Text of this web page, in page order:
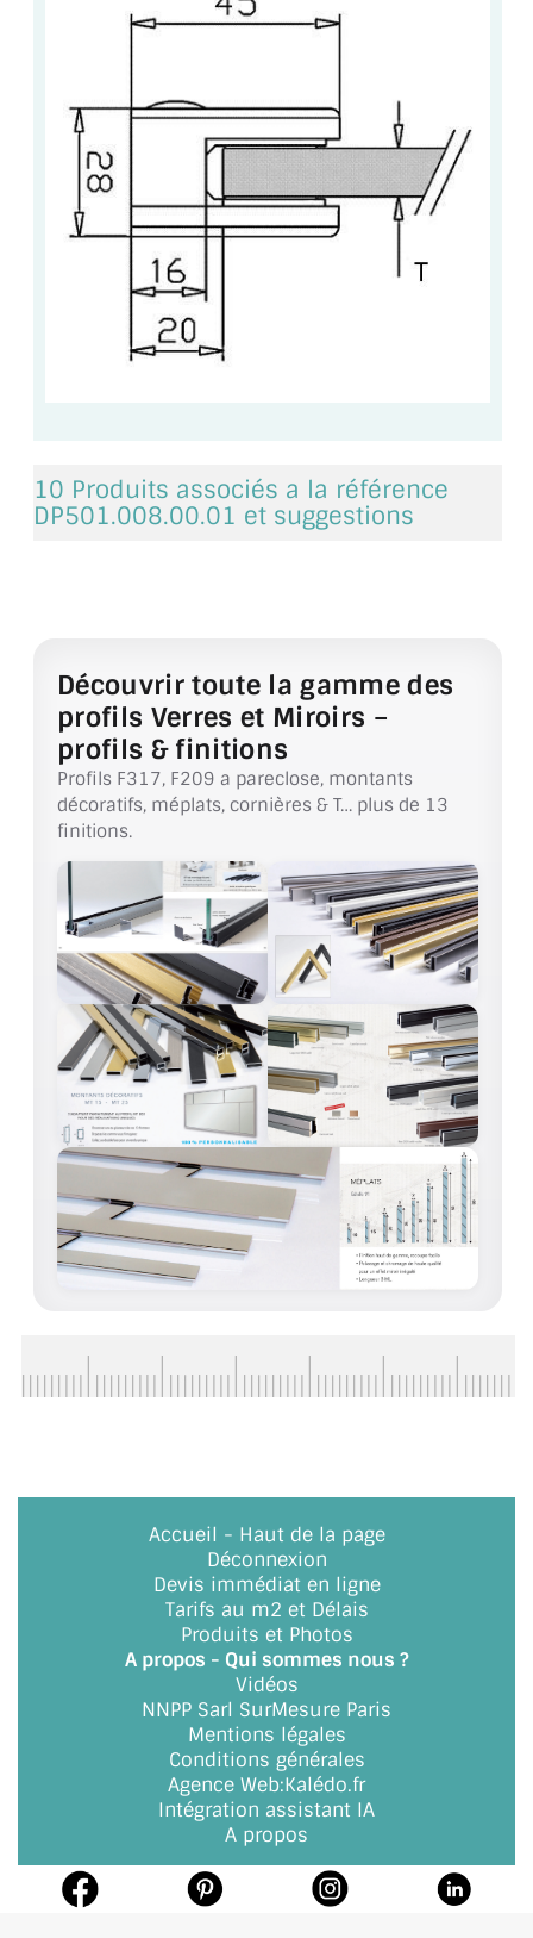
LES PROFILS PAROI DE VERRE
CONNECTEURS ET ASSEMBLAGE DE VERRES
PLATS ET CORNIÈRES
LES CHARNIÈRES DE PORTE EN VERRE
BOUTONS ET POIGNÉES
BARRES DE STABILISATION
SYSTÈMES PIVOTANTS
ACCESSOIRES EN PROMOTIONS
EXEMPLES, RÉALISATIONS, INSPIRATIONS
NUANCIER RAL
CONSEILS / AIDE
A PROPOS DE LA LIVRAISON
COMPTE PRO
MON PANIER
PLAN DU SITE
DÉCONNEXION
NOUS TROUVER - BUC 78
NOUS CONTACTER
10 Produits associés a la référence
DP501.008.00.01 et suggestions
Découvrir toute la gamme des
profils Verres et Miroirs –
profils & finitions
Profils F317, F209 a pareclose, montants
décoratifs, méplats, cornières & T… plus de 13
finitions.
Accueil - Haut de la page
Déconnexion
Devis immédiat en ligne
Tarifs au m2 et Délais
Produits et Photos
A propos - Qui sommes nous ?
Vidéos
NNPP Sarl SurMesure Paris
Mentions légales
Conditions générales
Agence Web:Kalédo.fr
Intégration assistant IA
A propos